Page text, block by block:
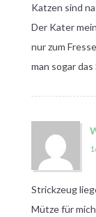
Katzen sind
Der Kater
nur zum
man sogar
Strickzeug
Mütze für